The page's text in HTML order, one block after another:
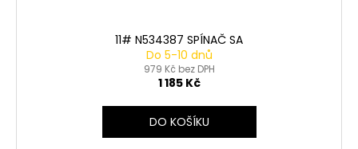
11# N534387 SPÍNAČ SA
Do 5-10 dnů
979 Kč bez DPH
1 185 Kč
DO KOŠÍKU